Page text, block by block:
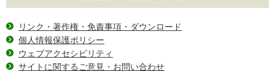
リンク・著作権・免責事項・ダウンロード
個人情報保護ポリシー
ウェブアクセシビリティ
サイトに関するご意見・お問い合わせ